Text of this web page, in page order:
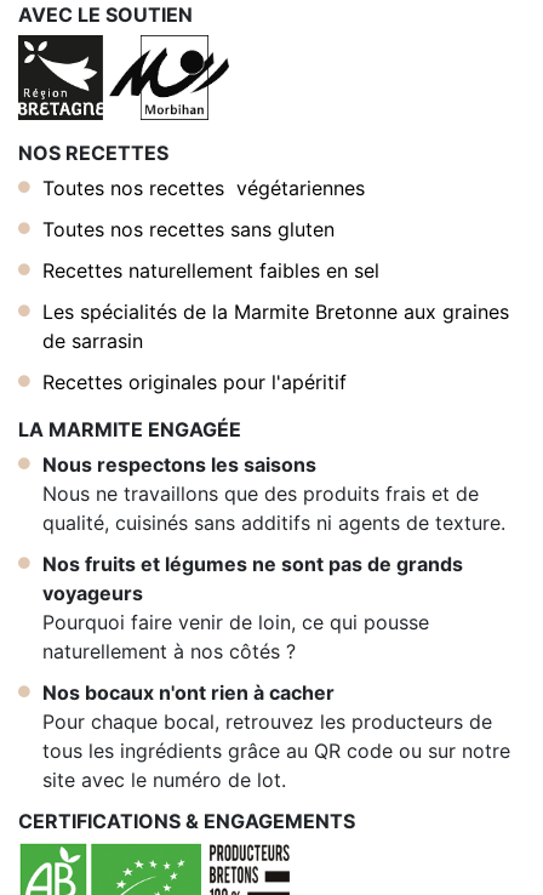
AVEC LE SOUTIEN
NOS RECETTES
Toutes nos recettes végétariennes
Toutes nos recettes sans gluten
Recettes naturellement faibles en sel
Les spécialités de la Marmite Bretonne aux graines
de sarrasin
Recettes originales pour l'apéritif
LA MARMITE ENGAGÉE
Nous respectons les saisons
Nous ne travaillons que des produits frais et de
qualité, cuisinés sans additifs ni agents de texture.
Nos fruits et légumes ne sont pas de grands
voyageurs
Pourquoi faire venir de loin, ce qui pousse
naturellement à nos côtés ?
Nos bocaux n'ont rien à cacher
Pour chaque bocal, retrouvez les producteurs de
tous les ingrédients grâce au QR code ou sur notre
site avec le numéro de lot.
CERTIFICATIONS & ENGAGEMENTS